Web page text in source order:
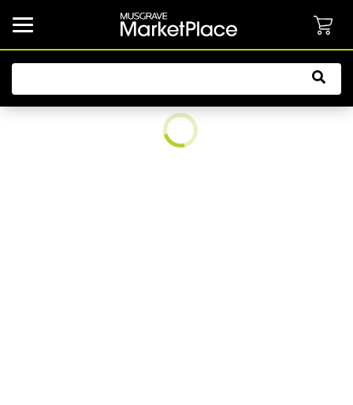
common.button.navbarCollapsed.text